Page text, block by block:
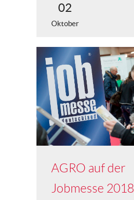
02
Oktober
AGRO auf der
Jobmesse 2018